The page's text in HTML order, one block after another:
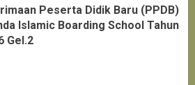
Peserta Didik Baru (PPDB)
Islamic Boarding School Tahun
Gel.2